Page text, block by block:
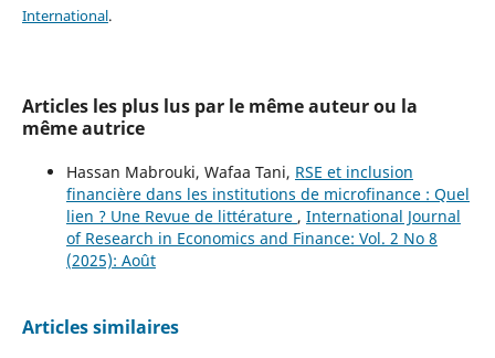
International.
Articles les plus lus par le même auteur ou la
même autrice
Hassan Mabrouki, Wafaa Tani, RSE et inclusion
financière dans les institutions de microfinance : Quel
lien ? Une Revue de littérature , International Journal
of Research in Economics and Finance: Vol. 2 No 8
(2025): Août
Articles similaires